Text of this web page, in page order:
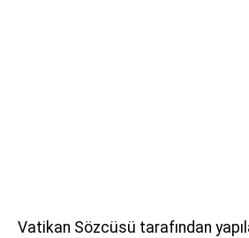
Vatikan Sözcüsü tarafından